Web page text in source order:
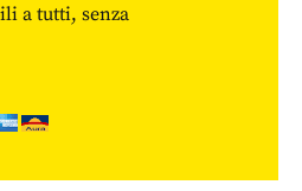
a tutti, senza